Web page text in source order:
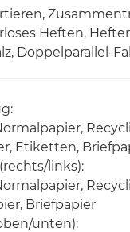
Heften,
Doppelparallel-
Etiketten,
links):
Briefpapier
unten):